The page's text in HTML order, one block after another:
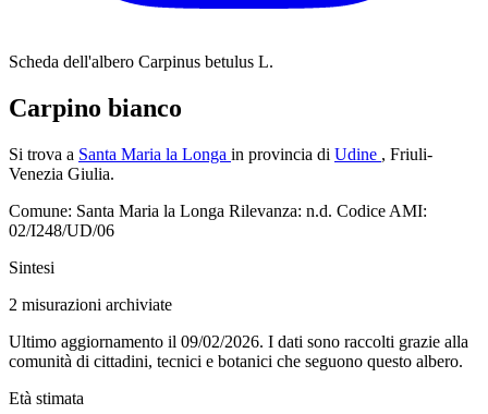
Scheda dell'albero Carpinus betulus L.
Carpino bianco
Si trova a Santa Maria la Longa in provincia di Udine , Friuli-
Venezia Giulia.
Comune: Santa Maria la Longa Rilevanza: n.d. Codice AMI:
02/I248/UD/06
Sintesi
2 misurazioni archiviate
Ultimo aggiornamento il 09/02/2026. I dati sono raccolti grazie alla
comunità di cittadini, tecnici e botanici che seguono questo albero.
Età stimata